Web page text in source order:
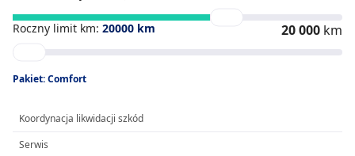
Roczny limit km: 20000 km 20 000 km
Pakiet: Comfort
Koordynacja likwidacji szkód
Serwis